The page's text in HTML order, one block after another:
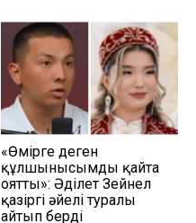
«Өмірге деген
құлшынысымды қайта
оятты»: Әділет Зейнел
қазіргі әйелі туралы
айтып берді